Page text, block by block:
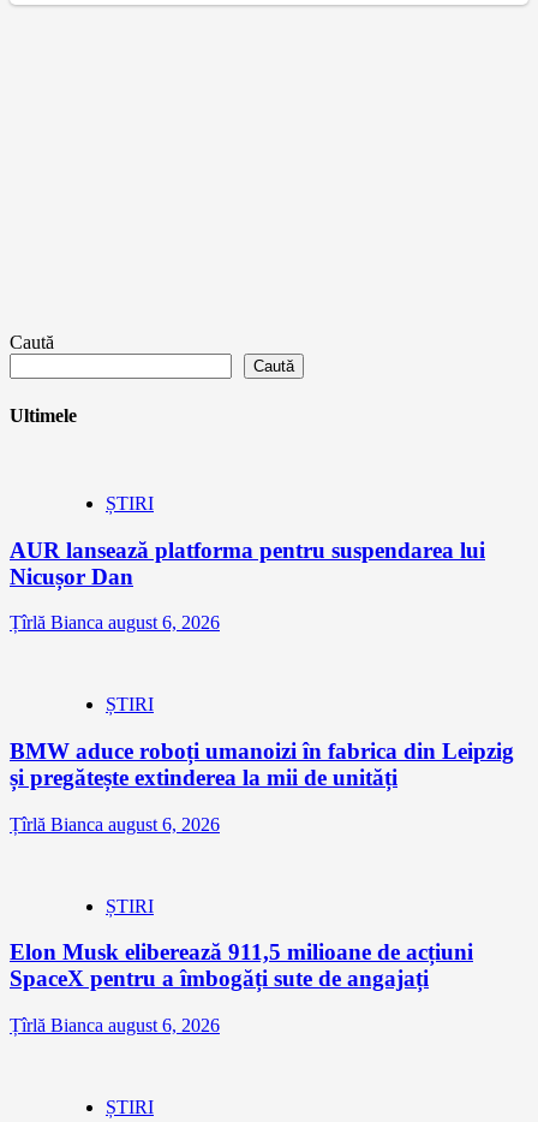
Caută
Caută
Ultimele
ȘTIRI
AUR lansează platforma pentru suspendarea lui
Nicușor Dan
Țîrlă Bianca august 6, 2026
ȘTIRI
BMW aduce roboți umanoizi în fabrica din Leipzig
și pregătește extinderea la mii de unități
Țîrlă Bianca august 6, 2026
ȘTIRI
Elon Musk eliberează 911,5 milioane de acțiuni
SpaceX pentru a îmbogăți sute de angajați
Țîrlă Bianca august 6, 2026
ȘTIRI